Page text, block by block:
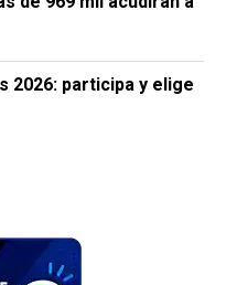
2026: participa y elige